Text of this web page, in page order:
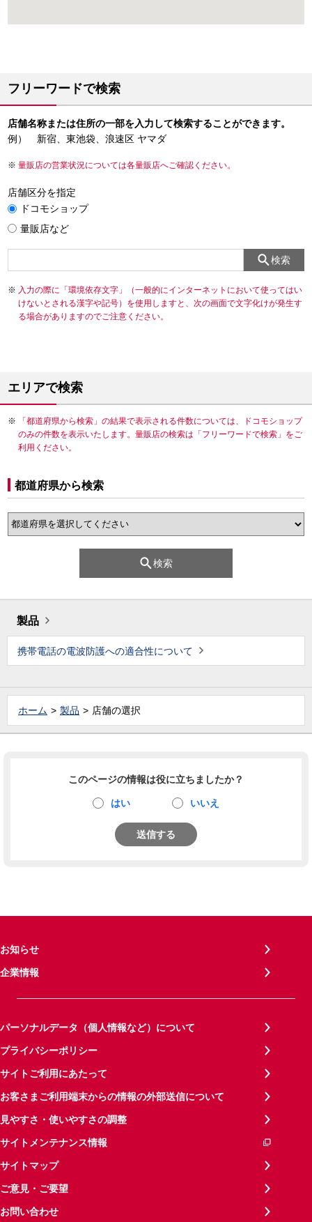
フリーワードで検索
店舗名称または住所の一部を入力して検索することができます。
例） 新宿、東池袋、浪速区 ヤマダ
量販店の営業状況については各量販店へご確認ください。
店舗区分を指定
ドコモショップ
量販店など
検索
入力の際に「環境依存文字」（一般的にインターネットにおいて使ってはい
けないとされる漢字や記号）を使用しますと、次の画面で文字化けが発生す
る場合がありますのでご注意ください。
エリアで検索
「都道府県から検索」の結果で表示される件数については、ドコモショップ
のみの件数を表示いたします。量販店の検索は「フリーワードで検索」をご
利用ください。
都道府県から検索
検索
製品
携帯電話の電波防護への適合性について
ホーム 製品 店舗の選択
このページの情報は役に立ちましたか？
はい いいえ
送信する
お知らせ
企業情報
パーソナルデータ（個人情報など）について
プライバシーポリシー
サイトご利用にあたって
お客さまご利用端末からの情報の外部送信について
見やすさ・使いやすさの調整
サイトメンテナンス情報
サイトマップ
ご意見・ご要望
お問い合わせ